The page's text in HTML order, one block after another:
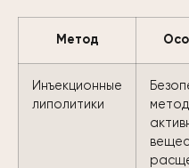
Метод
Инъекционные
липолитики